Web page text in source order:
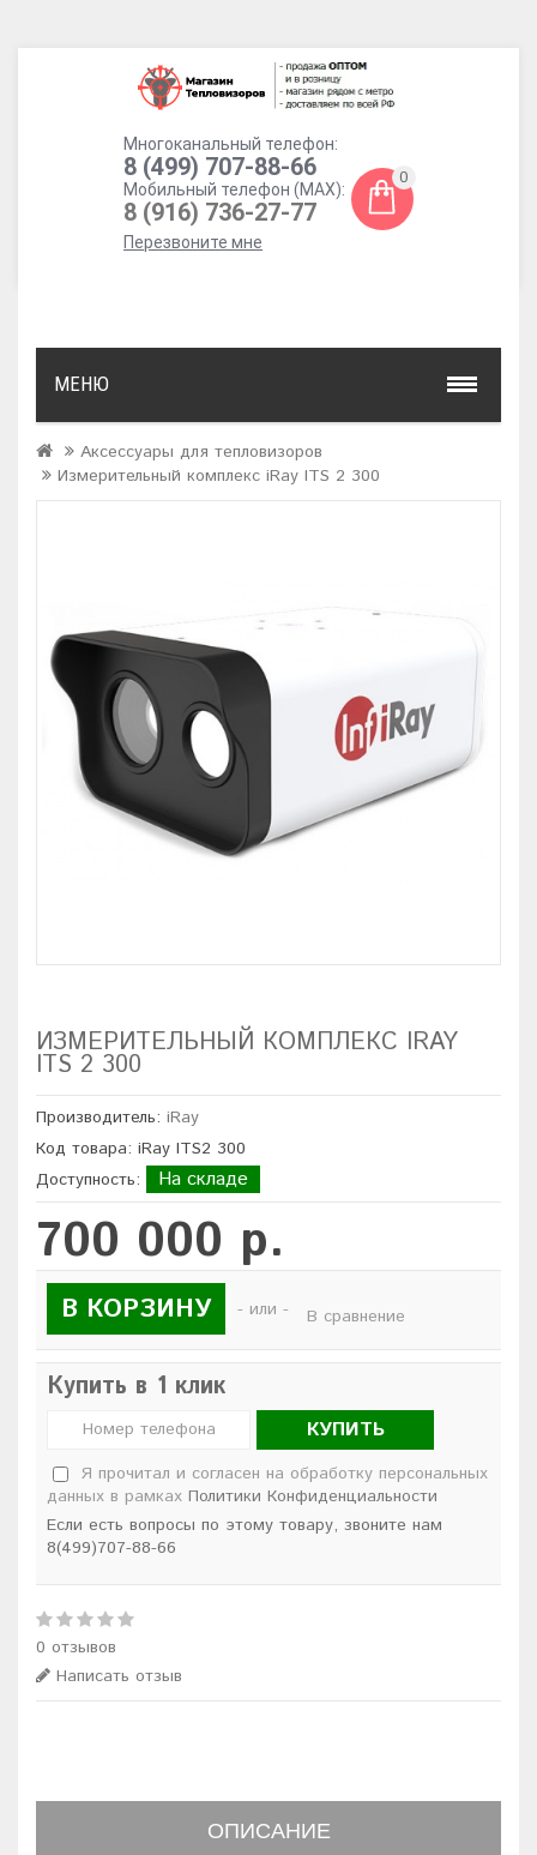
Многоканальный телефон:
8 (499) 707-88-66
Мобильный телефон (MAX):
8 (916) 736-27-77
Перезвоните мне
0
МЕНЮ
Аксессуары для тепловизоров
Измерительный комплекс iRay ITS 2 300
ИЗМЕРИТЕЛЬНЫЙ КОМПЛЕКС IRAY
ITS 2 300
Производитель: iRay
Код товара: iRay ITS2 300
Доступность:
На складе
700 000 р.
В КОРЗИНУ - или - В сравнение
Купить в 1 клик
КУПИТЬ
Я прочитал и согласен на обработку персональных
данных в рамках Политики Конфиденциальности
Если есть вопросы по этому товару, звоните нам
8(499)707-88-66
0 отзывов
Написать отзыв
ОПИСАНИЕ